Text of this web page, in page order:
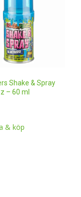
Shake & Spray
– 60 ml
& köp